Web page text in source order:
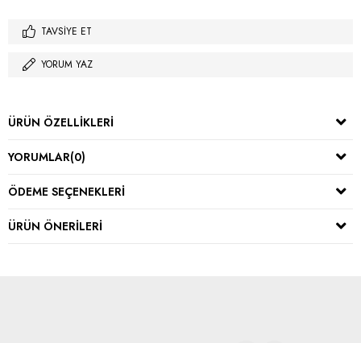
TAVSIYE ET
YORUM YAZ
ÜRÜN ÖZELLIKLERI
YORUMLAR(0)
ÖDEME SEÇENEKLERI
ÜRÜN ÖNERILERI